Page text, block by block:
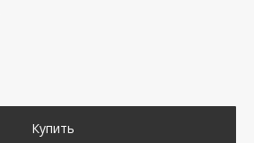
Купить